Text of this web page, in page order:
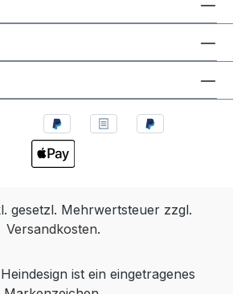
gesetzl. Mehrwertsteuer zzgl.
Versandkosten.
ist ein eingetragenes